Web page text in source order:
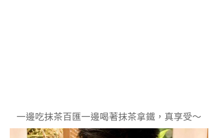
一邊吃抹茶百匯一邊喝著抹茶拿鐵，真享受～